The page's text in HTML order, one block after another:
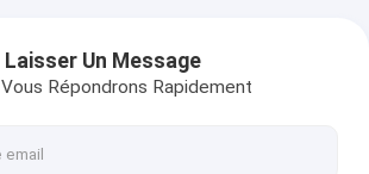
l'eau
mousse
Laisser Un Message
Répondrons Rapidement